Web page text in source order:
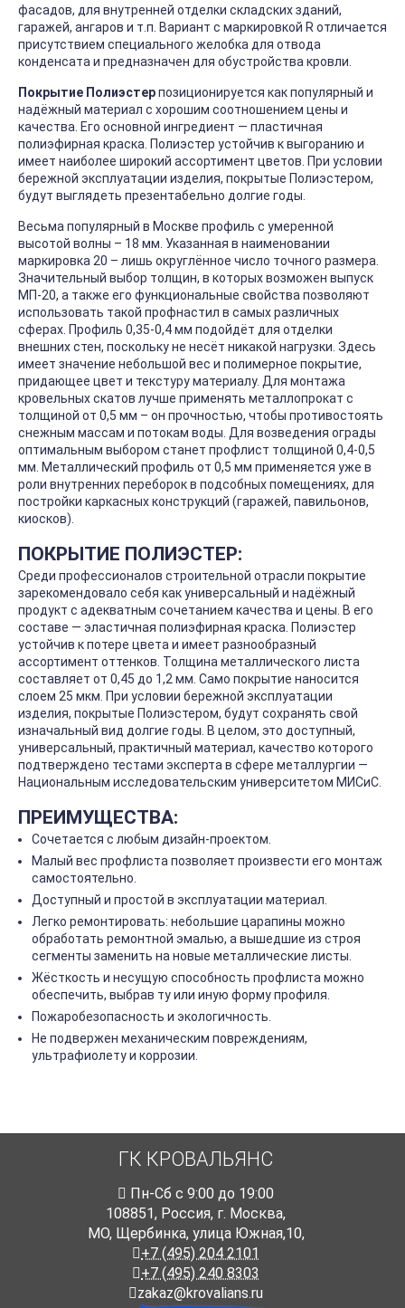
фасадов, для внутренней отделки складских зданий,
гаражей, ангаров и т.п. Вариант с маркировкой R отличается
присутствием специального желобка для отвода
конденсата и предназначен для обустройства кровли.
Покрытие Полиэстерпозиционируется как популярный и
надёжный материал с хорошим соотношением цены и
качества. Его основной ингредиент — пластичная
полиэфирная краска. Полиэстер устойчив к выгоранию и
имеет наиболее широкий ассортимент цветов. При условии
бережной эксплуатации изделия, покрытые Полиэстером,
будут выглядеть презентабельно долгие годы.
Весьма популярный в Москве профиль с умеренной
высотой волны – 18 мм. Указанная в наименовании
маркировка 20 – лишь округлённое число точного размера.
Значительный выбор толщин, в которых возможен выпуск
МП-20, а также его функциональные свойства позволяют
использовать такой профнастил в самых различных
сферах. Профиль 0,35-0,4 мм подойдёт для отделки
внешних стен, поскольку не несёт никакой нагрузки. Здесь
имеет значение небольшой вес и полимерное покрытие,
придающее цвет и текстуру материалу. Для монтажа
кровельных скатов лучше применять металлопрокат с
толщиной от 0,5 мм – он прочностью, чтобы противостоять
снежным массам и потокам воды. Для возведения ограды
оптимальным выбором станет профлист толщиной 0,4-0,5
мм. Металлический профиль от 0,5 мм применяется уже в
роли внутренних переборок в подсобных помещениях, для
постройки каркасных конструкций (гаражей, павильонов,
киосков).
ПОКРЫТИЕ ПОЛИЭСТЕР:
Среди профессионалов строительной отрасли покрытие
зарекомендовало себя как универсальный и надёжный
продукт с адекватным сочетанием качества и цены. В его
составе — эластичная полиэфирная краска. Полиэстер
устойчив к потере цвета и имеет разнообразный
ассортимент оттенков. Толщина металлического листа
составляет от 0,45 до 1,2 мм. Само покрытие наносится
слоем 25 мкм. При условии бережной эксплуатации
изделия, покрытые Полиэстером, будут сохранять свой
изначальный вид долгие годы. В целом, это доступный,
универсальный, практичный материал, качество которого
подтверждено тестами эксперта в сфере металлургии —
Национальным исследовательским университетом МИСиС.
ПРЕИМУЩЕСТВА:
Сочетается с любым дизайн-проектом.
Малый вес профлиста позволяет произвести его монтаж
самостоятельно.
Доступный и простой в эксплуатации материал.
Легко ремонтировать: небольшие царапины можно
обработать ремонтной эмалью, а вышедшие из строя
сегменты заменить на новые металлические листы.
Жёсткость и несущую способность профлиста можно
обеспечить, выбрав ту или иную форму профиля.
Пожаробезопасность и экологичность.
Не подвержен механическим повреждениям,
ультрафиолету и коррозии.
ГК КРОВАЛЬЯНС
Пн-Cб с 9:00 до 19:00
108851, Россия, г. Москва,
МО, Щербинка, улица Южная,10,
+7 (495) 204 2101
+7 (495) 240 8303
zakaz@krovalians.ru